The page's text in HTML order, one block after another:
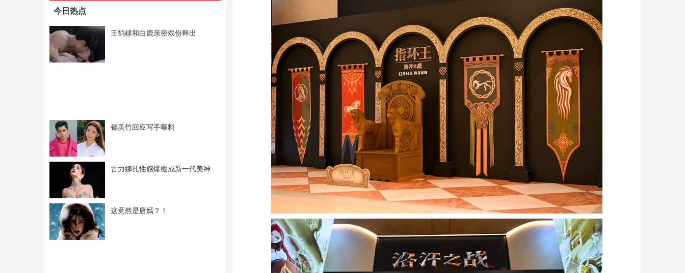
今日热点
王鹤棣和白鹿亲密戏份释出
都美竹回应写手曝料
古力娜扎性感爆棚成新一代美神
这竟然是唐嫣？！